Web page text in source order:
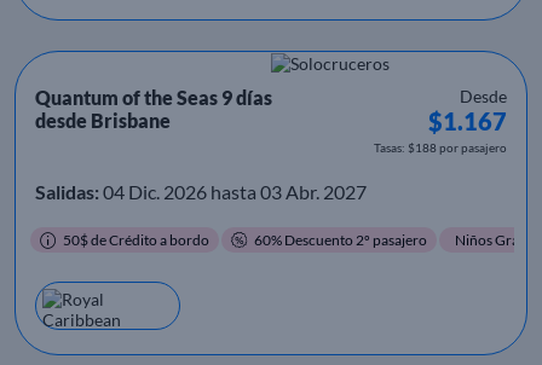
Quantum of the Seas 9 días
desde Brisbane
Desde
$1.167
Tasas: $188 por pasajero
Salidas: 04 Dic. 2026 hasta 03 Abr. 2027
50$ de Crédito a bordo 60% Descuento 2º pasajero Niños Gratis